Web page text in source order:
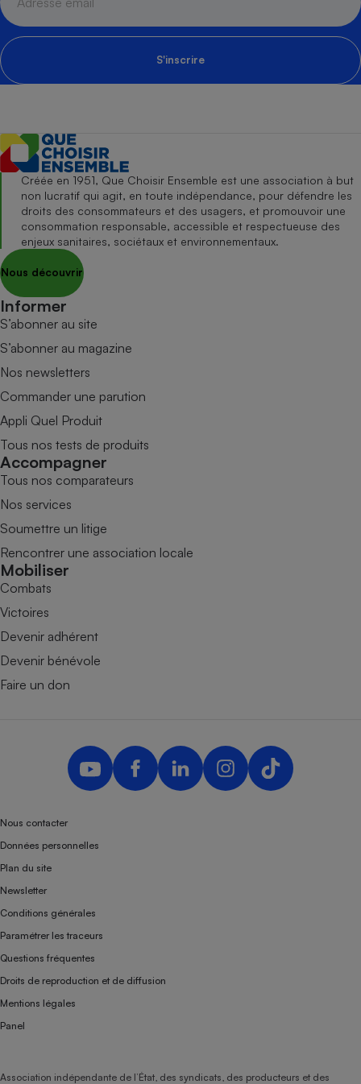
S'inscrire
Créée en 1951, Que Choisir Ensemble est une association à but
non lucratif qui agit, en toute indépendance, pour défendre les
droits des consommateurs et des usagers, et promouvoir une
consommation responsable, accessible et respectueuse des
enjeux sanitaires, sociétaux et environnementaux.
Nous découvrir
Informer
S’abonner au site
S’abonner au magazine
Nos newsletters
Commander une parution
Appli Quel Produit
Tous nos tests de produits
Accompagner
Tous nos comparateurs
Nos services
Soumettre un litige
Rencontrer une association locale
Mobiliser
Combats
Victoires
Devenir adhérent
Devenir bénévole
Faire un don
Nous contacter
Données personnelles
Plan du site
Newsletter
Conditions générales
Paramétrer les traceurs
Questions fréquentes
Droits de reproduction et de diffusion
Mentions légales
Panel
Association indépendante de l’État, des syndicats, des producteurs et des